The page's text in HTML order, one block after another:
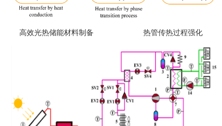
高效光热储能材料制备 热管传热过程强化